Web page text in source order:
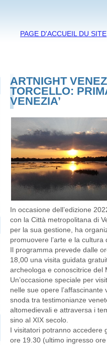
PAGE D'ACCUEIL DU SITE
ARTNIGHT
TORCELLO:
VENEZIA’
In occasione dell’edizione
con la Città metropolitana di
per la sua gestione, ha
promuovere l’arte e la cultura
Il programma prevede dalle
18,00 una visita guidata
archeologa e conoscitrice del
Un’occasione speciale per
nelle sue opere
snoda tra testimonianze
altomedievali e attraversa i
sino al XIX secolo.
I visitatori potranno accedere
ore 19.30 (ultimo ingresso